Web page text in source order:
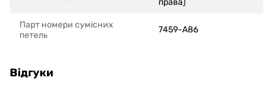
права)
Парт номери сумісних
петель
7459-A86
Відгуки